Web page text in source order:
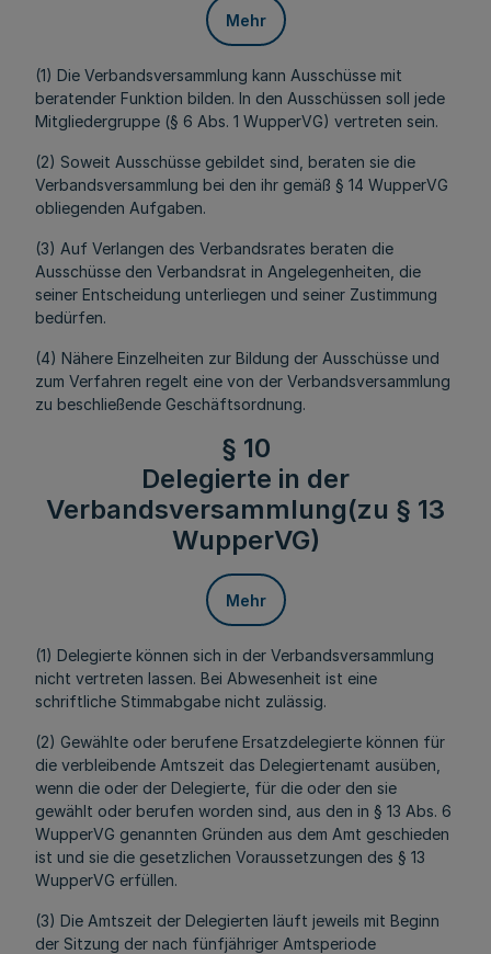
Mehr
(1) Die Verbandsversammlung kann Ausschüsse mit
beratender Funktion bilden. In den Ausschüssen soll jede
Mitgliedergruppe (§ 6 Abs. 1 WupperVG) vertreten sein.
(2) Soweit Ausschüsse gebildet sind, beraten sie die
Verbandsversammlung bei den ihr gemäß § 14 WupperVG
obliegenden Aufgaben.
(3) Auf Verlangen des Verbandsrates beraten die
Ausschüsse den Verbandsrat in Angelegenheiten, die
seiner Entscheidung unterliegen und seiner Zustimmung
bedürfen.
(4) Nähere Einzelheiten zur Bildung der Ausschüsse und
zum Verfahren regelt eine von der Verbandsversammlung
zu beschließende Geschäftsordnung.
§ 10
Delegierte in der
Verbandsversammlung(zu § 13
WupperVG)
Mehr
(1) Delegierte können sich in der Verbandsversammlung
nicht vertreten lassen. Bei Abwesenheit ist eine
schriftliche Stimmabgabe nicht zulässig.
(2) Gewählte oder berufene Ersatzdelegierte können für
die verbleibende Amtszeit das Delegiertenamt ausüben,
wenn die oder der Delegierte, für die oder den sie
gewählt oder berufen worden sind, aus den in § 13 Abs. 6
WupperVG genannten Gründen aus dem Amt geschieden
ist und sie die gesetzlichen Voraussetzungen des § 13
WupperVG erfüllen.
(3) Die Amtszeit der Delegierten läuft jeweils mit Beginn
der Sitzung der nach fünfjähriger Amtsperiode